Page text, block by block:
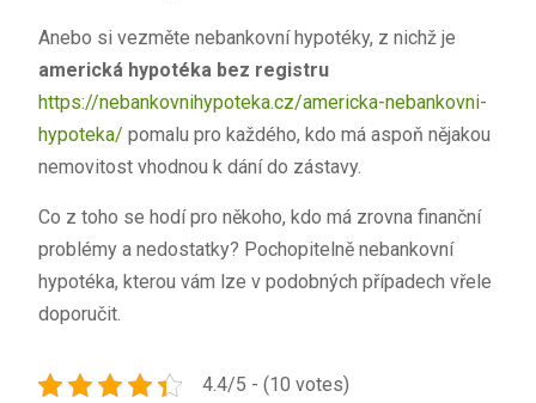
Anebo si vezměte nebankovní hypotéky, z nichž je
americká hypotéka bez registru
https://nebankovnihypoteka.cz/americka-nebankovni-
hypoteka/ pomalu pro každého, kdo má aspoň nějakou
nemovitost vhodnou k dání do zástavy.
Co z toho se hodí pro někoho, kdo má zrovna finanční
problémy a nedostatky? Pochopitelně nebankovní
hypotéka, kterou vám lze v podobných případech vřele
doporučit.
4.4/5 - (10 votes)